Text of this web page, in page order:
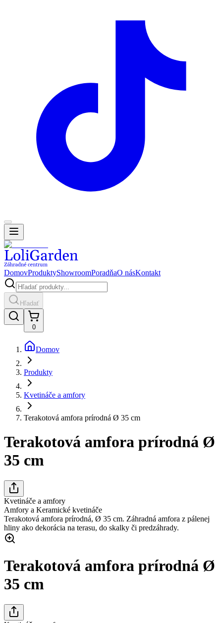
DomovProduktyShowroomPoradňaO násKontakt
Hľadať
0
Domov
Produkty
Kvetináče a amfory
Terakotová amfora prírodná Ø 35 cm
Terakotová amfora prírodná Ø
35 cm
Kvetináče a amfory
Amfory a Keramické kvetináče
Terakotová amfora prírodná, Ø 35 cm. Záhradná amfora z pálenej
hliny ako dekorácia na terasu, do skalky či predzáhrady.
Terakotová amfora prírodná Ø
35 cm